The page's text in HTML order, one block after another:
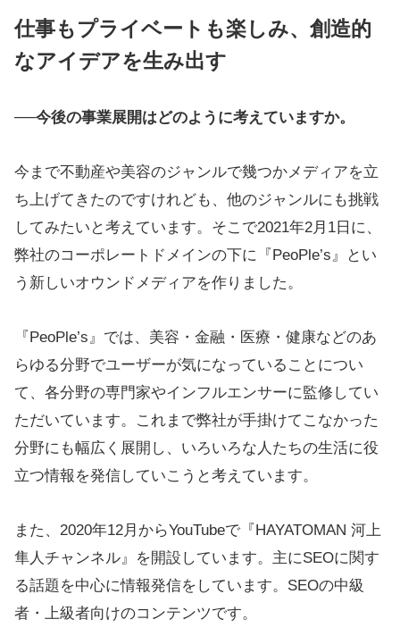
仕事もプライベートも楽しみ、創造的
なアイデアを生み出す
──今後の事業展開はどのように考えていますか。
今まで不動産や美容のジャンルで幾つかメディアを立
ち上げてきたのですけれども、他のジャンルにも挑戦
してみたいと考えています。そこで2021年2月1日に、
弊社のコーポレートドメインの下に『PeoPle’s』とい
う新しいオウンドメディアを作りました。
『PeoPle’s』では、美容・金融・医療・健康などのあ
らゆる分野でユーザーが気になっていることについ
て、各分野の専門家やインフルエンサーに監修してい
ただいています。これまで弊社が手掛けてこなかった
分野にも幅広く展開し、いろいろな人たちの生活に役
立つ情報を発信していこうと考えています。
また、2020年12月からYouTubeで『HAYATOMAN 河上
隼人チャンネル』を開設しています。主にSEOに関す
る話題を中心に情報発信をしています。SEOの中級
者・上級者向けのコンテンツです。